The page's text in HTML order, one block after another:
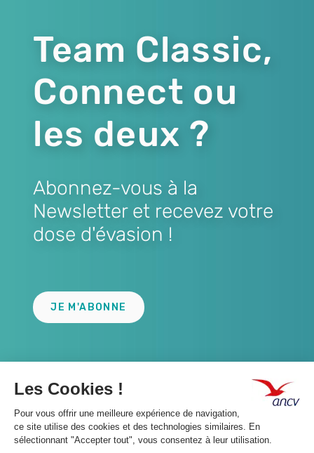
Team Classic,
Connect ou
les deux ?
Abonnez-vous à la
Newsletter et recevez votre
dose d'évasion !
JE M'ABONNE